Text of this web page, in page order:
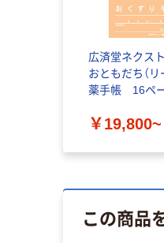
広済堂ネクス
おともだち（リ
薬手帳 16ペ
￥19,800~
この商品